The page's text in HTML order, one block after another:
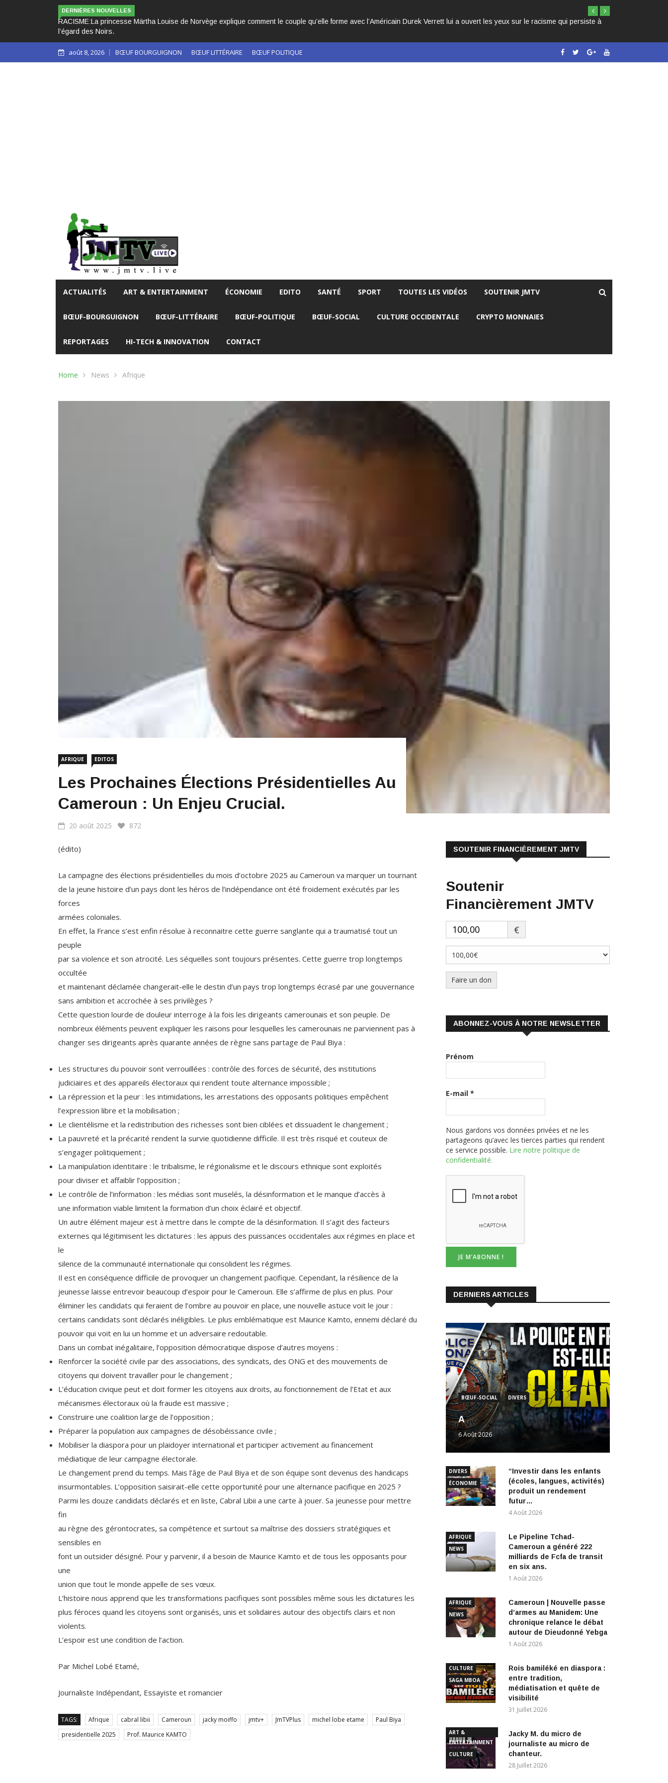
DERNIÈRES NOUVELLES
ouvert les yeux sur le racisme qui persiste à LES 3 PAPES NOIRS CACHÉS DANS L’HISTOIRE DE L’ÉGLISE CATHOLIQUE.
août 8, 2026 BŒUF BOURGUIGNON BŒUF LITTÉRAIRE BŒUF POLITIQUE
ACTUALITÉS ART & ENTERTAINMENT ÉCONOMIE EDITO SANTÉ SPORT TOUTES LES VIDÉOS SOUTENIR JMTV
BŒUF-BOURGUIGNON BŒUF-LITTÉRAIRE BŒUF-POLITIQUE BŒUF-SOCIAL CULTURE OCCIDENTALE CRYPTO MONNAIES
REPORTAGES HI-TECH & INNOVATION CONTACT
Home News Afrique
AFRIQUE EDITOS
Les Prochaines Élections Présidentielles Au
Cameroun : Un Enjeu Crucial.
20 août 2025 872
(édito)
La campagne des élections présidentielles du mois d’octobre 2025 au Cameroun va marquer un tournant
de la jeune histoire d’un pays dont les héros de l’indépendance ont été froidement exécutés par les
forces
armées coloniales.
En effet, la France s’est enfin résolue à reconnaitre cette guerre sanglante qui a traumatisé tout un
peuple
par sa violence et son atrocité. Les séquelles sont toujours présentes. Cette guerre trop longtemps
occultée
et maintenant déclamée changerait-elle le destin d’un pays trop longtemps écrasé par une gouvernance
sans ambition et accrochée à ses privilèges ?
Cette question lourde de douleur interroge à la fois les dirigeants camerounais et son peuple. De
nombreux éléments peuvent expliquer les raisons pour lesquelles les camerounais ne parviennent pas à
changer ses dirigeants après quarante années de règne sans partage de Paul Biya :
Les structures du pouvoir sont verrouillées : contrôle des forces de sécurité, des institutions
judiciaires et des appareils électoraux qui rendent toute alternance impossible ;
La répression et la peur : les intimidations, les arrestations des opposants politiques empêchent
l’expression libre et la mobilisation ;
Le clientélisme et la redistribution des richesses sont bien ciblées et dissuadent le changement ;
La pauvreté et la précarité rendent la survie quotidienne difficile. Il est très risqué et couteux de
s’engager politiquement ;
La manipulation identitaire : le tribalisme, le régionalisme et le discours ethnique sont exploités
pour diviser et affaiblir l’opposition ;
Le contrôle de l’information : les médias sont muselés, la désinformation et le manque d’accès à
une information viable limitent la formation d’un choix éclairé et objectif.
Un autre élément majeur est à mettre dans le compte de la désinformation. Il s’agit des facteurs
externes qui légitimisent les dictatures : les appuis des puissances occidentales aux régimes en place et
le
silence de la communauté internationale qui consolident les régimes.
Il est en conséquence difficile de provoquer un changement pacifique. Cependant, la résilience de la
jeunesse laisse entrevoir beaucoup d’espoir pour le Cameroun. Elle s’affirme de plus en plus. Pour
éliminer les candidats qui feraient de l’ombre au pouvoir en place, une nouvelle astuce voit le jour :
certains candidats sont déclarés inéligibles. Le plus emblématique est Maurice Kamto, ennemi déclaré du
pouvoir qui voit en lui un homme et un adversaire redoutable.
Dans un combat inégalitaire, l’opposition démocratique dispose d’autres moyens :
Renforcer la société civile par des associations, des syndicats, des ONG et des mouvements de
citoyens qui doivent travailler pour le changement ;
L’éducation civique peut et doit former les citoyens aux droits, au fonctionnement de l’Etat et aux
mécanismes électoraux où la fraude est massive ;
Construire une coalition large de l’opposition ;
Préparer la population aux campagnes de désobéissance civile ;
Mobiliser la diaspora pour un plaidoyer international et participer activement au financement
médiatique de leur campagne électorale.
Le changement prend du temps. Mais l’âge de Paul Biya et de son équipe sont devenus des handicaps
insurmontables. L’opposition saisirait-elle cette opportunité pour une alternance pacifique en 2025 ?
Parmi les douze candidats déclarés et en liste, Cabral Libii a une carte à jouer. Sa jeunesse pour mettre
fin
au règne des gérontocrates, sa compétence et surtout sa maîtrise des dossiers stratégiques et
sensibles en
font un outsider désigné. Pour y parvenir, il a besoin de Maurice Kamto et de tous les opposants pour
une
union que tout le monde appelle de ses vœux.
L’histoire nous apprend que les transformations pacifiques sont possibles même sous les dictatures les
plus féroces quand les citoyens sont organisés, unis et solidaires autour des objectifs clairs et non
violents.
L’espoir est une condition de l’action.
Par Michel Lobé Etamé,
Journaliste Indépendant, Essayiste et romancier
TAGS: Afrique cabral libii Cameroun jacky moiffo jmtv+ JmTVPlus michel lobe etame
Paul Biya
presidentielle 2025
Prof. Maurice KAMTO
SOUTENIR FINANCIÈREMENT JMTV
Soutenir
Financièrement JMTV
€
Faire un don
ABONNEZ-VOUS À NOTRE NEWSLETTER
Prénom
E-mail *
Nous gardons vos données privées et ne les
partageons qu’avec les tierces parties qui rendent
ce service possible. Lire notre politique de
confidentialité.
DERNIERS ARTICLES
BŒUF-SOCIAL DIVERS
A
6 Août 2026
DIVERS
ÉCONOMIE
“Investir dans les enfants
(écoles, langues, activités)
produit un rendement
futur…
4 Août 2026
AFRIQUE
NEWS
Le Pipeline Tchad-
Cameroun a généré 222
milliards de Fcfa de transit
en six ans.
1 Août 2026
AFRIQUE
NEWS
Cameroun | Nouvelle passe
d’armes au Manidem: Une
chronique relance le débat
autour de Dieudonné Yebga
1 Août 2026
CULTURE
SAGA MBOA
Rois bamiléké en diaspora :
entre tradition,
médiatisation et quête de
visibilité
31 Juillet 2026
ART &
ENTERTAINMENT
CULTURE
Jacky M. du micro de
journaliste au micro de
chanteur.
28 Juillet 2026